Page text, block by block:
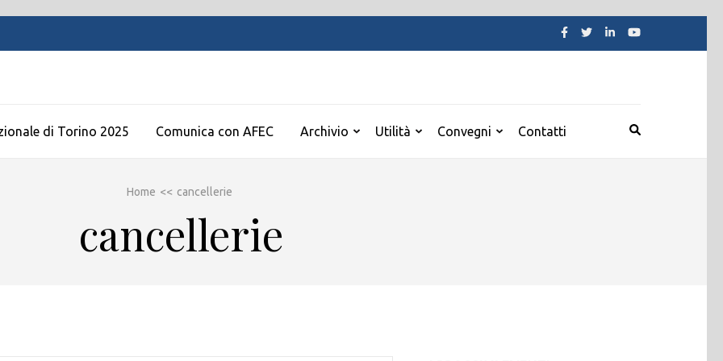
di Torino 2025 Comunica con AFEC Archivio Utilità Convegni Contatti
Home << cancellerie
cancellerie